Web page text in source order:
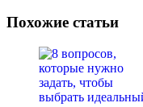
Похожие статьи